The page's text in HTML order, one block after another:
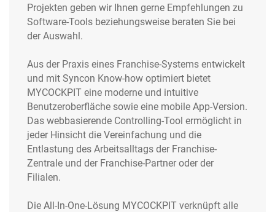
Projekten geben wir Ihnen gerne Empfehlungen zu
Software-Tools beziehungsweise beraten Sie bei
der Auswahl.
Aus der Praxis eines Franchise-Systems entwickelt
und mit Syncon Know-how optimiert bietet
MYCOCKPIT eine moderne und intuitive
Benutzeroberfläche sowie eine mobile App-Version.
Das webbasierende Controlling-Tool ermöglicht in
jeder Hinsicht die Vereinfachung und die
Entlastung des Arbeitsalltags der Franchise-
Zentrale und der Franchise-Partner oder der
Filialen.
Die All-In-One-Lösung MYCOCKPIT verknüpft alle